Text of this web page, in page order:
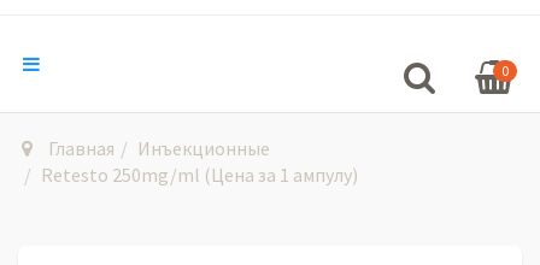
0
Главная
Инъекционные
Retesto 250mg/ml (Цена за 1 ампулу)